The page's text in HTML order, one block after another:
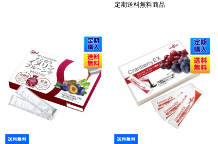
定期送料無料商品